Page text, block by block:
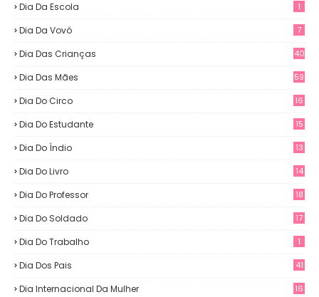
Dia Da Escola 1
Dia Da Vovó 7
Dia Das Crianças 40
Dia Das Mães 59
Dia Do Circo 16
Dia Do Estudante 15
Dia Do Índio 13
Dia Do Livro 14
Dia Do Professor 18
Dia Do Soldado 17
Dia Do Trabalho 1
Dia Dos Pais 41
Dia Internacional Da Mulher 16